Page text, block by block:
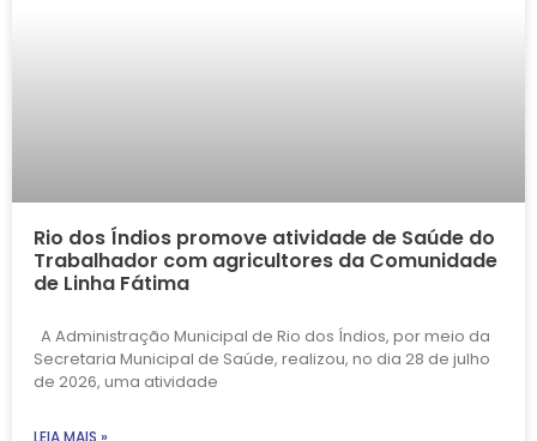
Rio dos Índios promove atividade de Saúde do
Trabalhador com agricultores da Comunidade
de Linha Fátima
A Administração Municipal de Rio dos Índios, por meio da
Secretaria Municipal de Saúde, realizou, no dia 28 de julho
de 2026, uma atividade